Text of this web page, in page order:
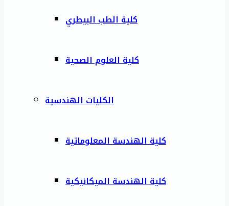
كلية الطب البيطري
كلية العلوم الصحية
الكليات الهندسية
كلية الهندسة المعلوماتية
كلية الهندسة الميكانيكية